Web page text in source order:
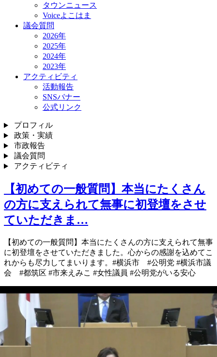
タウンニュース
Voiceよこはま
議会質問
2026年
2025年
2024年
2023年
アクティビティ
活動報告
SNSバナー
公式リンク
プロフィル
政策・実績
市政報告
議会質問
アクティビティ
【初めての一般質問】本当にたくさん
の方に支えられて無事に初登壇をさせ
ていただきま…
【初めての一般質問】 本当にたくさんの方に支えられて 無事
に初登壇をさせていただきました。 心からの感謝を込めて こ
れからも尽力してまいります。 #横浜市 #公明党 #横浜市議
会 #都筑区 #市来えみこ #女性議員 #公明党がいる安心